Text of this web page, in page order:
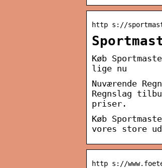
http s://
Køb
lige nu
Nuværende
Regnslag
priser.
Køb
vores store
http s://